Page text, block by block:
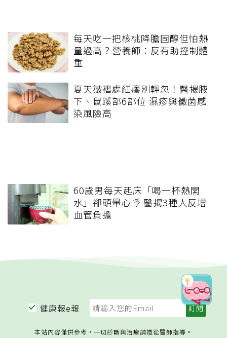
每天吃一把核桃降膽固醇但怕熱
量過高？營養師：反有助控制體
重
夏天皺褶處紅癢別輕忽！醫揭腋
下、鼠蹊部6部位 濕疹與黴菌感
染風險高
60歲男每天起床「喝一杯熱開
水」卻頭暈心悸 醫揭3種人反增
血管負擔
健康報e報
本站內容僅供參考，一切診斷與治療請遵從醫師指導。